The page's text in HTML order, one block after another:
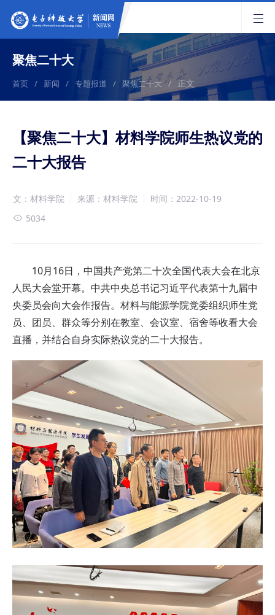
聚焦二十大
首页 / 新闻 / 专题报道 / 聚焦二十大 / 正文
【聚焦二十大】材料学院师生热议党的
二十大报告
文：材料学院 来源：材料学院
时间：2022-10-19
5034
10月16日， 中国共产党第二十次全国代表大会在北京
人民大会堂开幕。中共中央总书记习近平代表第十九届中
央委员会向大会作报告。材料与能源学院党委组织师生党
员、团员、群众等分别在教室、会议室、宿舍等收看大会
直播，并结合自身实际热议党的二十大报告。